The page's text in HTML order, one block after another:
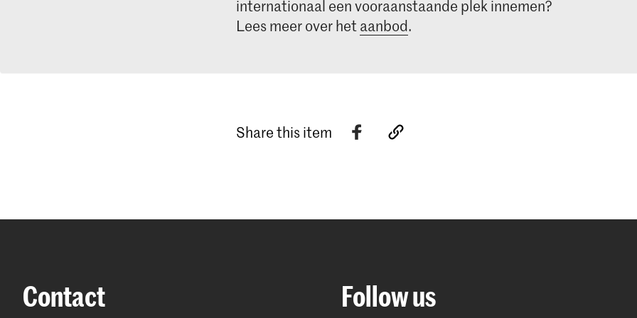
internationaal een vooraanstaande plek innemen?
Lees meer over het aanbod.
Share this item
Contact Follow us